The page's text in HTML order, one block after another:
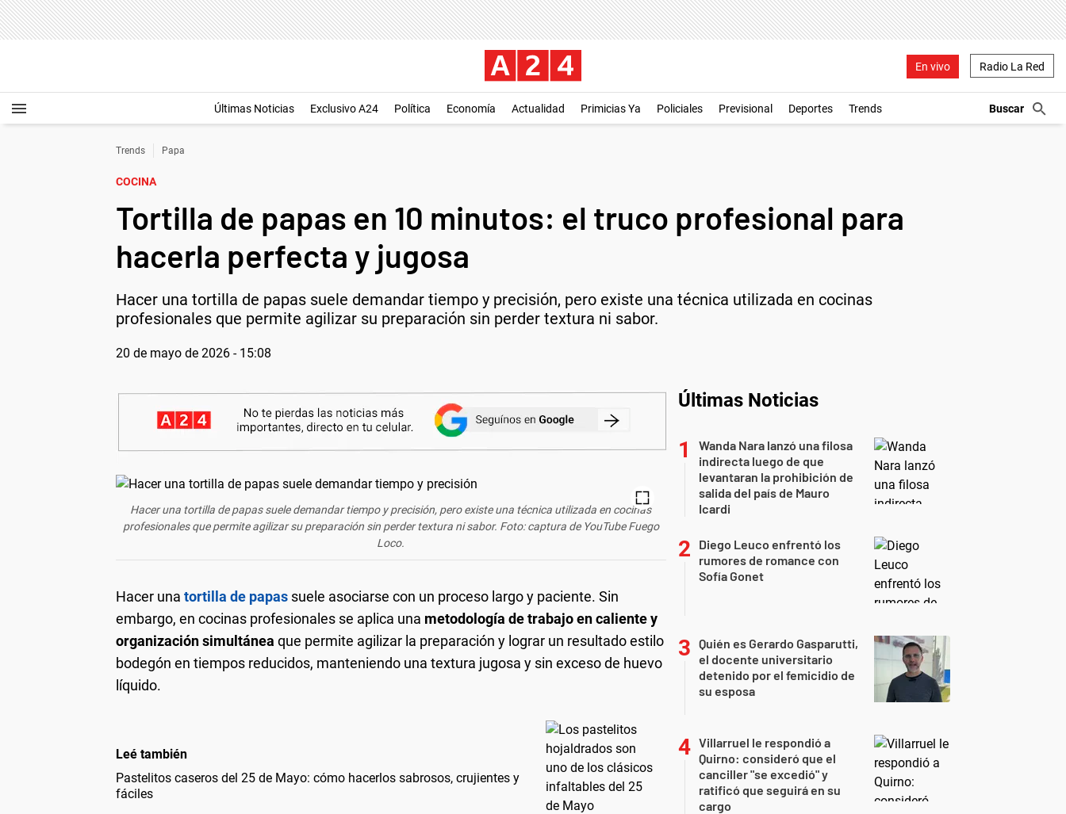
En vivo Radio La Red
Últimas Noticias Exclusivo A24 Política Economía Actualidad Primicias Ya Policiales Previsional Deportes Trends
Trends Papa
COCINA
Tortilla de papas en 10 minutos: el truco profesional para
hacerla perfecta y jugosa
Hacer una tortilla de papas suele demandar tiempo y precisión, pero existe una técnica utilizada en cocinas
profesionales que permite agilizar su preparación sin perder textura ni sabor.
20 de mayo de 2026 - 15:08
Hacer una tortilla de papas suele demandar tiempo y precisión, pero existe una técnica utilizada en cocinas
profesionales que permite agilizar su preparación sin perder textura ni sabor. Foto: captura de YouTube Fuego
Loco.
Hacer una tortilla de papas suele asociarse con un proceso largo y paciente. Sin
embargo, en cocinas profesionales se aplica una metodología de trabajo en caliente y
organización simultánea que permite agilizar la preparación y lograr un resultado estilo
bodegón en tiempos reducidos, manteniendo una textura jugosa y sin exceso de huevo
líquido.
Leé también
Pastelitos caseros del 25 de Mayo: cómo hacerlos sabrosos, crujientes y
fáciles
Últimas Noticias
Wanda Nara lanzó una filosa
indirecta luego de que
levantaran la prohibición de
salida del país de Mauro
Icardi
Diego Leuco enfrentó los
rumores de romance con
Sofía Gonet
Quién es Gerardo Gasparutti,
el docente universitario
detenido por el femicidio de
su esposa
Villarruel le respondió a
Quirno: consideró que el
canciller "se excedió" y
ratificó que seguirá en su
cargo